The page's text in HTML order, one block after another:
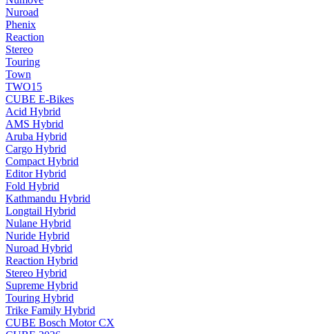
Nuroad
Phenix
Reaction
Stereo
Touring
Town
TWO15
CUBE E-Bikes
Acid Hybrid
AMS Hybrid
Aruba Hybrid
Cargo Hybrid
Compact Hybrid
Editor Hybrid
Fold Hybrid
Kathmandu Hybrid
Longtail Hybrid
Nulane Hybrid
Nuride Hybrid
Nuroad Hybrid
Reaction Hybrid
Stereo Hybrid
Supreme Hybrid
Touring Hybrid
Trike Family Hybrid
CUBE Bosch Motor CX